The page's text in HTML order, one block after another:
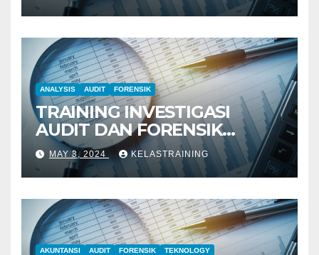
ANALYSIS AUDIT FORENSIK
TRAINING INVESTIGASI
AUDIT DAN FORENSIK
KEUANGAN
MAY 3, 2024 KELASTRAINING
AKUNTANSI AUDIT FORENSIK TEKNOLOGY